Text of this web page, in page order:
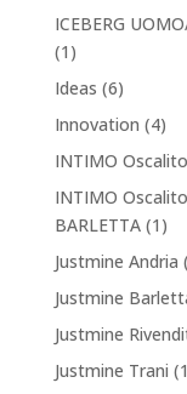
ICEBERG
(1)
Ideas (6)
Innovation (4)
INTIMO
INTIMO
BARLETTA(1)
Justmine Andria
Justmine
Justmine
Justmine Trani